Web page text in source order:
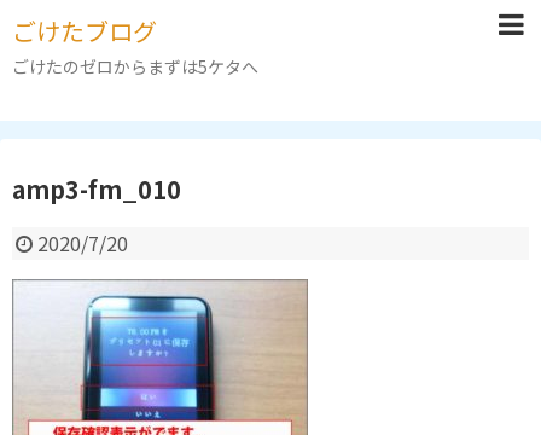
ごけたブログ
ごけたのゼロからまずは5ケタへ
amp3-fm_010
2020/7/20